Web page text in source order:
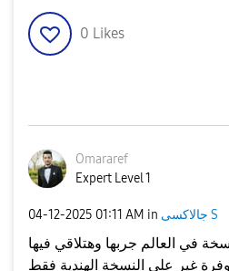
0 Likes
Omararef
Expert Level 1
‎04-12-2025 01:11 AM in جالاكسى S
في العالم جربها وهتلاقي فيها
غير على النسخة الهندية فقط